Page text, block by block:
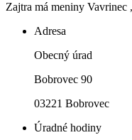
Zajtra má meniny Vavrinec
Adresa
Obecný úrad
Bobrovec 90
03221 Bobrovec
Úradné hodiny